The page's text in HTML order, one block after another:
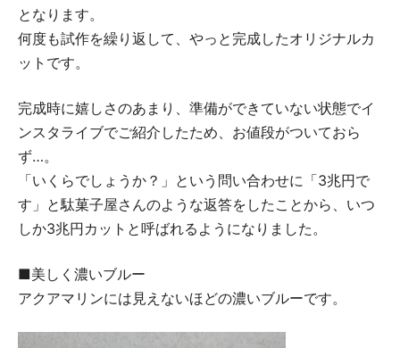
となります。
何度も試作を繰り返して、やっと完成したオリジナルカ
ットです。
完成時に嬉しさのあまり、準備ができていない状態でイ
ンスタライブでご紹介したため、お値段がついておら
ず…。
「いくらでしょうか？」という問い合わせに「3兆円で
す」と駄菓子屋さんのような返答をしたことから、いつ
しか3兆円カットと呼ばれるようになりました。
■美しく濃いブルー
アクアマリンには見えないほどの濃いブルーです。